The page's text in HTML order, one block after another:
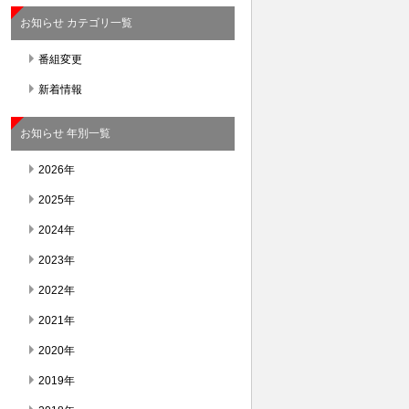
お知らせ カテゴリ一覧
番組変更
新着情報
お知らせ 年別一覧
2026年
2025年
2024年
2023年
2022年
2021年
2020年
2019年